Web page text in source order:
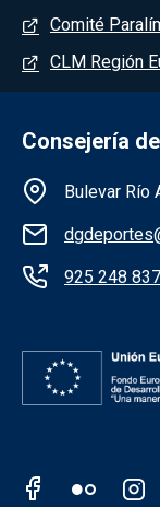
Comité
CLM Región
Consejería
Bulevar Río
925 248 837
Redes